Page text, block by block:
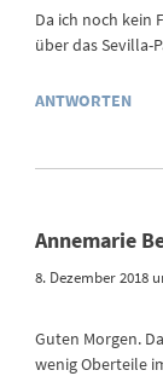
Da ich noch kein
über das Sevilla-
ANTWORTEN
Annemarie
8. Dezember 2018
Guten Morgen.
wenig Oberteile